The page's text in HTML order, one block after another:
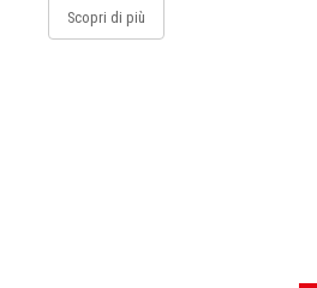
Scopri di più